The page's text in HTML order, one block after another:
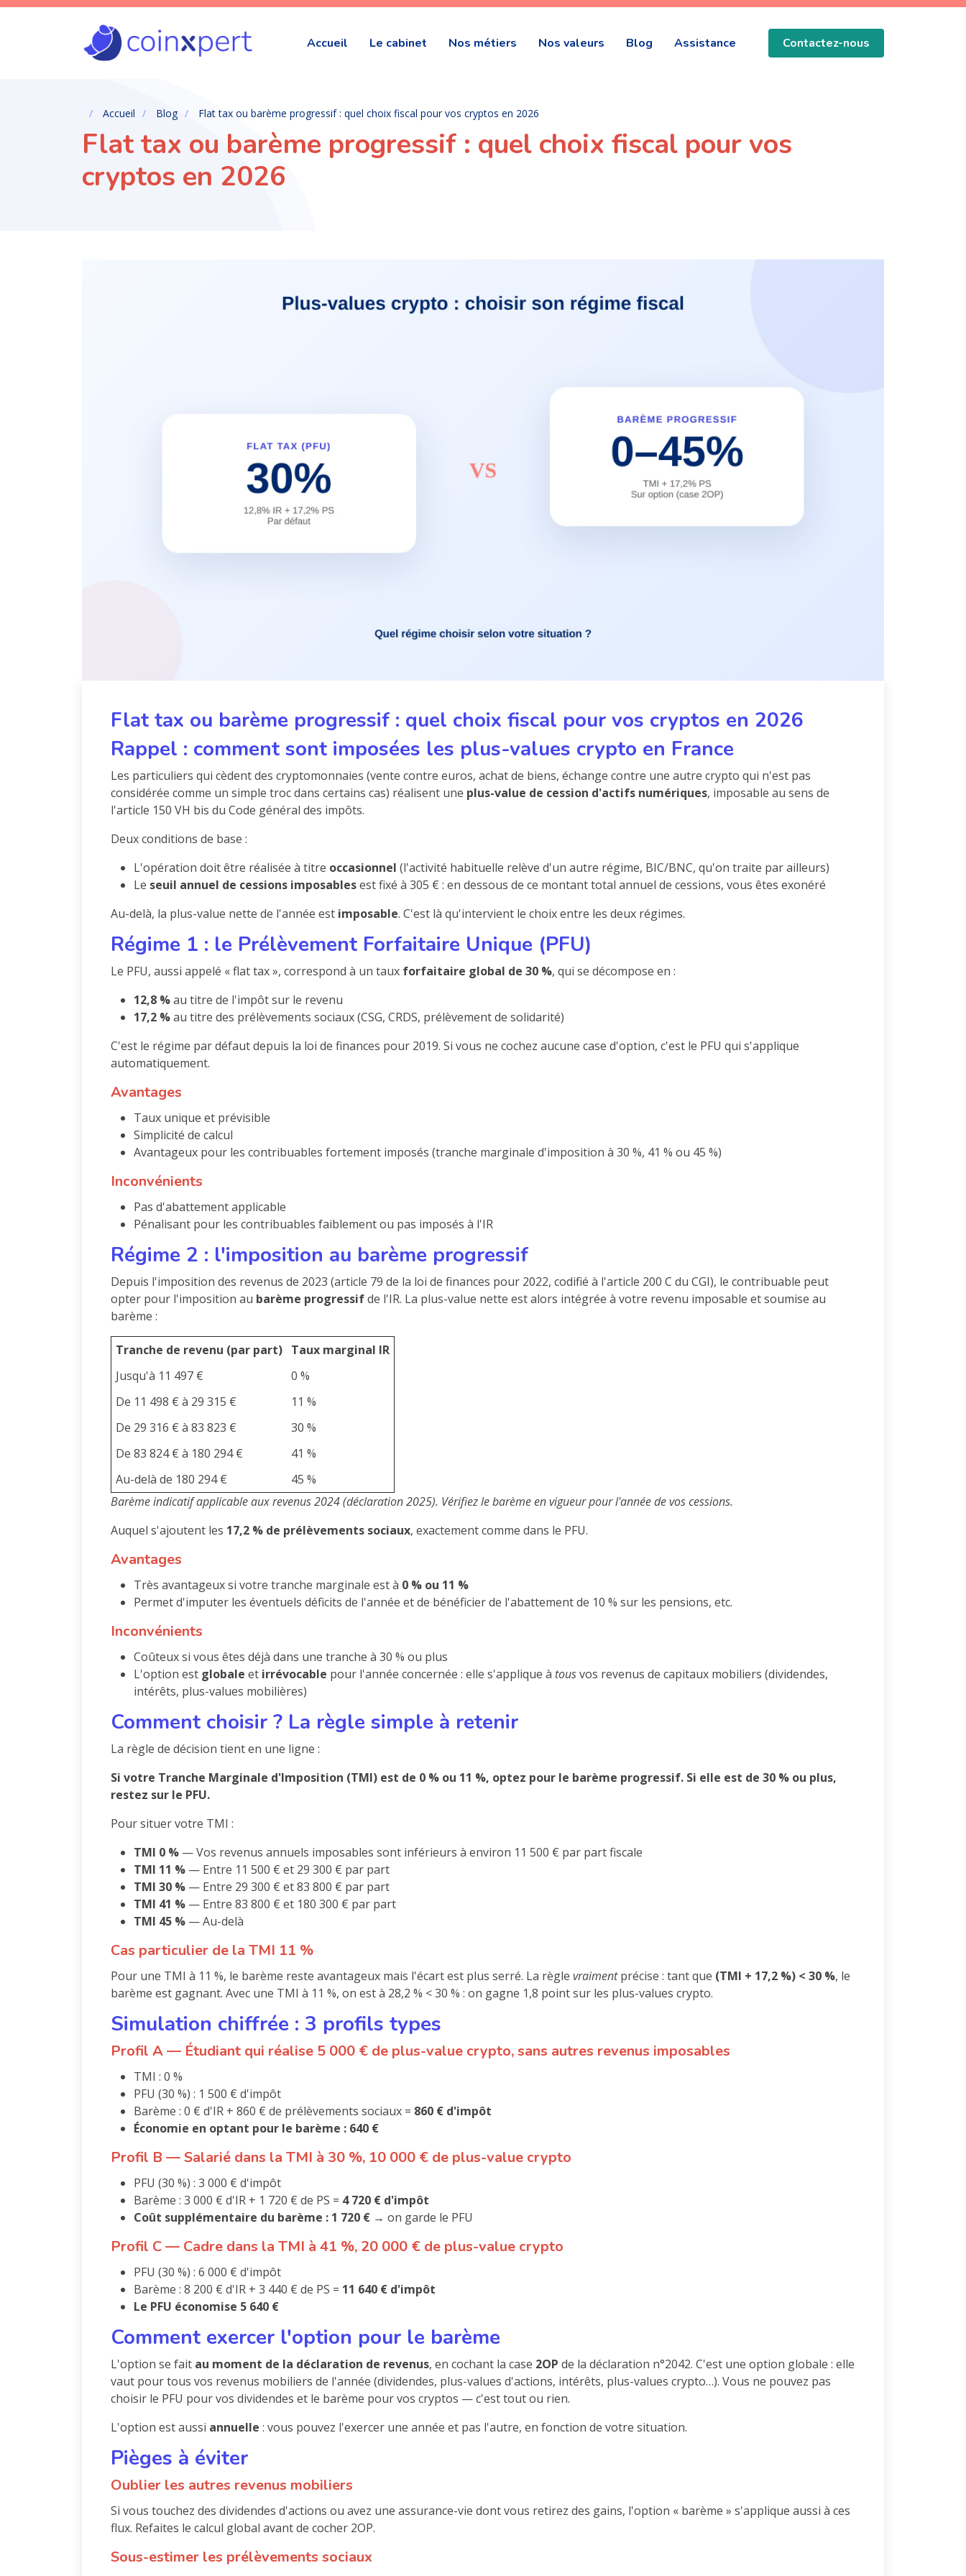
Accueil Le cabinet Nos métiers Nos valeurs Blog Assistance Contactez-nous
Accueil Blog Flat tax ou barème progressif : quel choix fiscal pour vos cryptos en 2026
Flat tax ou barème progressif : quel choix fiscal pour vos
cryptos en 2026
Flat tax ou barème progressif : quel choix fiscal pour vos cryptos en 2026
Rappel : comment sont imposées les plus-values crypto en France
Les particuliers qui cèdent des cryptomonnaies (vente contre euros, achat de biens, échange contre une autre crypto qui n'est pas
considérée comme un simple troc dans certains cas) réalisent une plus-value de cession d'actifs numériques, imposable au sens de
l'article 150 VH bis du Code général des impôts.
Deux conditions de base :
L'opération doit être réalisée à titre occasionnel (l'activité habituelle relève d'un autre régime, BIC/BNC, qu'on traite par ailleurs)
Le seuil annuel de cessions imposablesest fixé à 305 € : en dessous de ce montant total annuel de cessions, vous êtes exonéré
Au-delà, la plus-value nette de l'année est imposable. C'est là qu'intervient le choix entre les deux régimes.
Régime 1 : le Prélèvement Forfaitaire Unique (PFU)
Le PFU, aussi appelé « flat tax », correspond à un taux forfaitaire global de 30 %, qui se décompose en :
12,8 %au titre de l'impôt sur le revenu
17,2 %au titre des prélèvements sociaux (CSG, CRDS, prélèvement de solidarité)
C'est le régime par défaut depuis la loi de finances pour 2019. Si vous ne cochez aucune case d'option, c'est le PFU qui s'applique
automatiquement.
Avantages
Taux unique et prévisible
Simplicité de calcul
Avantageux pour les contribuables fortement imposés (tranche marginale d'imposition à 30 %, 41 % ou 45 %)
Inconvénients
Pas d'abattement applicable
Pénalisant pour les contribuables faiblement ou pas imposés à l'IR
Régime 2 : l'imposition au barème progressif
Depuis l'imposition des revenus de 2023 (article 79 de la loi de finances pour 2022, codifié à l'article 200 C du CGI), le contribuable peut
opter pour l'imposition au barème progressifde l'IR. La plus-value nette est alors intégrée à votre revenu imposable et soumise au
barème :
Tranche de revenu (par part) Taux marginal IR
Jusqu'à 11 497 €
0 %
De 11 498 € à 29 315 €
11 %
De 29 316 € à 83 823 €
30 %
De 83 824 € à 180 294 €
41 %
Au-delà de 180 294 €
45 %
Barème indicatif applicable aux revenus 2024 (déclaration 2025). Vérifiez le barème en vigueur pour l'année de vos cessions.
Auquel s'ajoutent les 17,2 % de prélèvements sociaux, exactement comme dans le PFU.
Avantages
Très avantageux si votre tranche marginale est à 0 % ou 11 %
Permet d'imputer les éventuels déficits de l'année et de bénéficier de l'abattement de 10 % sur les pensions, etc.
Inconvénients
Coûteux si vous êtes déjà dans une tranche à 30 % ou plus
L'option est globale et irrévocable pour l'année concernée : elle s'applique à tousvos revenus de capitaux mobiliers (dividendes,
intérêts, plus-values mobilières)
Comment choisir ? La règle simple à retenir
La règle de décision tient en une ligne :
Si votre Tranche Marginale d'Imposition (TMI) est de 0 % ou 11 %, optez pour le barème progressif. Si elle est de 30 % ou plus,
restez sur le PFU.
Pour situer votre TMI :
TMI 0 % — Vos revenus annuels imposables sont inférieurs à environ 11 500 € par part fiscale
TMI 11 % — Entre 11 500 € et 29 300 € par part
TMI 30 % — Entre 29 300 € et 83 800 € par part
TMI 41 % — Entre 83 800 € et 180 300 € par part
TMI 45 % — Au-delà
Cas particulier de la TMI 11 %
Pour une TMI à 11 %, le barème reste avantageux mais l'écart est plus serré. La règle vraimentprécise : tant que (TMI + 17,2 %) < 30 %, le
barème est gagnant. Avec une TMI à 11 %, on est à 28,2 % < 30 % : on gagne 1,8 point sur les plus-values crypto.
Simulation chiffrée : 3 profils types
Profil A — Étudiant qui réalise 5 000 € de plus-value crypto, sans autres revenus imposables
TMI : 0 %
PFU (30 %) : 1 500 € d'impôt
Barème : 0 € d'IR + 860 € de prélèvements sociaux = 860 € d'impôt
Économie en optant pour le barème : 640 €
Profil B — Salarié dans la TMI à 30 %, 10 000 € de plus-value crypto
PFU (30 %) : 3 000 € d'impôt
Barème : 3 000 € d'IR + 1 720 € de PS = 4 720 € d'impôt
Coût supplémentaire du barème : 1 720 € → on garde le PFU
Profil C — Cadre dans la TMI à 41 %, 20 000 € de plus-value crypto
PFU (30 %) : 6 000 € d'impôt
Barème : 8 200 € d'IR + 3 440 € de PS = 11 640 € d'impôt
Le PFU économise 5 640 €
Comment exercer l'option pour le barème
L'option se fait au moment de la déclaration de revenus, en cochant la case 2OP de la déclaration n°2042. C'est une option globale : elle
vaut pour tous vos revenus mobiliers de l'année (dividendes, plus-values d'actions, intérêts, plus-values crypto…). Vous ne pouvez pas
choisir le PFU pour vos dividendes et le barème pour vos cryptos — c'est tout ou rien.
L'option est aussi annuelle : vous pouvez l'exercer une année et pas l'autre, en fonction de votre situation.
Pièges à éviter
Oublier les autres revenus mobiliers
Si vous touchez des dividendes d'actions ou avez une assurance-vie dont vous retirez des gains, l'option « barème » s'applique aussi à ces
flux. Refaites le calcul global avant de cocher 2OP.
Sous-estimer les prélèvements sociaux